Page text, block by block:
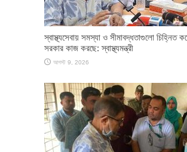
স্বাস্থ্যসেবায় সমস্যা ও সীমাবদ্ধতাগুলো চিহ্নিত
সরকার কাজ করছে: স্বাস্থ্যমন্ত্রী
আগস্ট 9, 2026